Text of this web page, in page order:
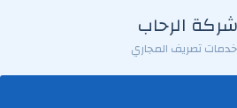
شركة الرحاب
خدمات تصريف المجاري